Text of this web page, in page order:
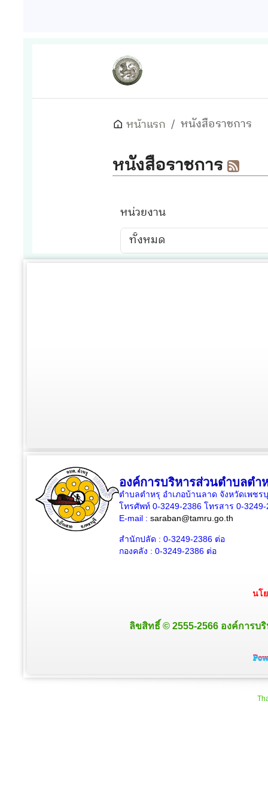
องค์การบริหารส่วนตำบลตำ
ตำบลตำหรุ อำเภอบ้านลาด จังหวัดเพชร
โทรศัพท์ 0-3249-2386 โทรสาร 0-3249-
E-mail : saraban@tamru.go.th
สำนักปลัด : 0-3249-2386 ต่อ
กองคลัง : 0-3249-2386 ต่อ
นโ
ลิขสิทธิ์ © 2555-2566 องค์การบ